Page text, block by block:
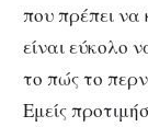
που πρέπει να
είναι εύκολο
το πώς το
Εμείς